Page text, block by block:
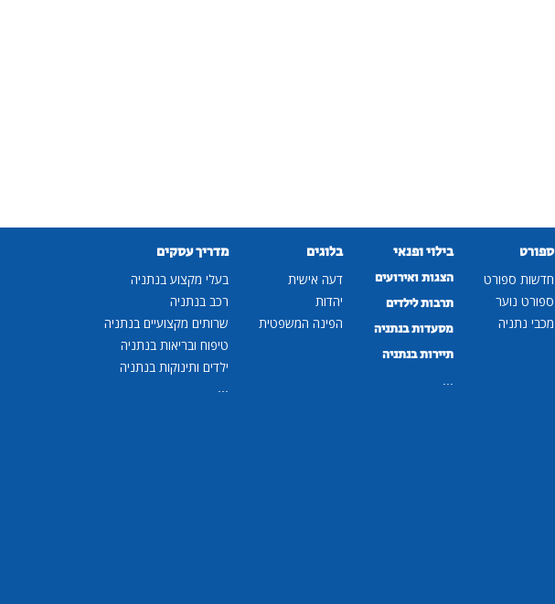
ספורט
חדשות ספורט
ספורט נוער
מכבי נתניה
בילוי ופנאי
הצגות ואירועים
תרבות לילדים
מסעדות בנתניה
תיירות בנתניה
...
בלוגים
דעה אישית
יהדות
הפינה המשפטית
מדריך עסקים
בעלי מקצוע בנתניה
רכב בנתניה
שרותים מקצועיים בנתניה
טיפוח ובריאות בנתניה
ילדים ותינוקות בנתניה
...